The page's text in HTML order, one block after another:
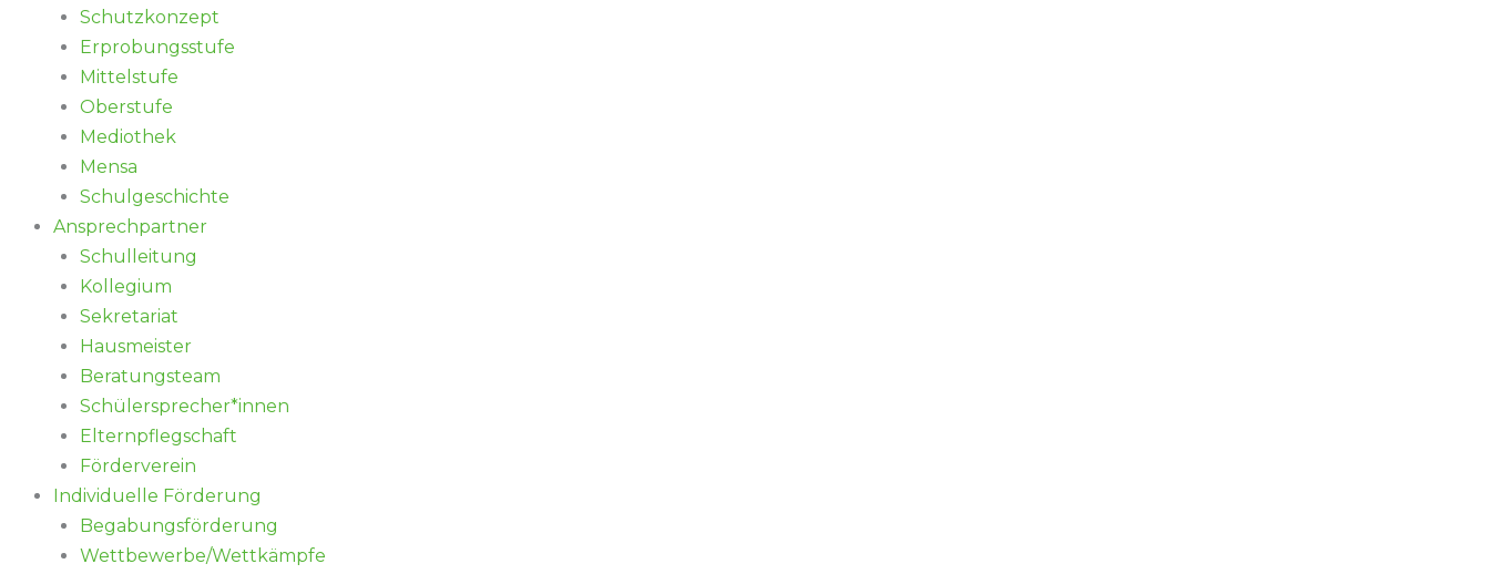
Schutzkonzept
Erprobungsstufe
Mittelstufe
Oberstufe
Mediothek
Mensa
Schulgeschichte
Ansprechpartner
Schulleitung
Kollegium
Sekretariat
Hausmeister
Beratungsteam
Schülersprecher*innen
Elternpflegschaft
Förderverein
Individuelle Förderung
Begabungsförderung
Wettbewerbe/Wettkämpfe